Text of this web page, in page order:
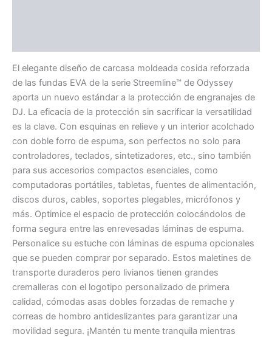
El elegante diseño de carcasa moldeada cosida reforzada
de las fundas EVA de la serie Streemline™ de Odyssey
aporta un nuevo estándar a la protección de engranajes de
DJ. La eficacia de la protección sin sacrificar la versatilidad
es la clave. Con esquinas en relieve y un interior acolchado
con doble forro de espuma, son perfectos no solo para
controladores, teclados, sintetizadores, etc., sino también
para sus accesorios compactos esenciales, como
computadoras portátiles, tabletas, fuentes de alimentación,
discos duros, cables, soportes plegables, micrófonos y
más. Optimice el espacio de protección colocándolos de
forma segura entre las enrevesadas láminas de espuma.
Personalice su estuche con láminas de espuma opcionales
que se pueden comprar por separado. Estos maletines de
transporte duraderos pero livianos tienen grandes
cremalleras con el logotipo personalizado de primera
calidad, cómodas asas dobles forzadas de remache y
correas de hombro antideslizantes para garantizar una
movilidad segura. ¡Mantén tu mente tranquila mientras